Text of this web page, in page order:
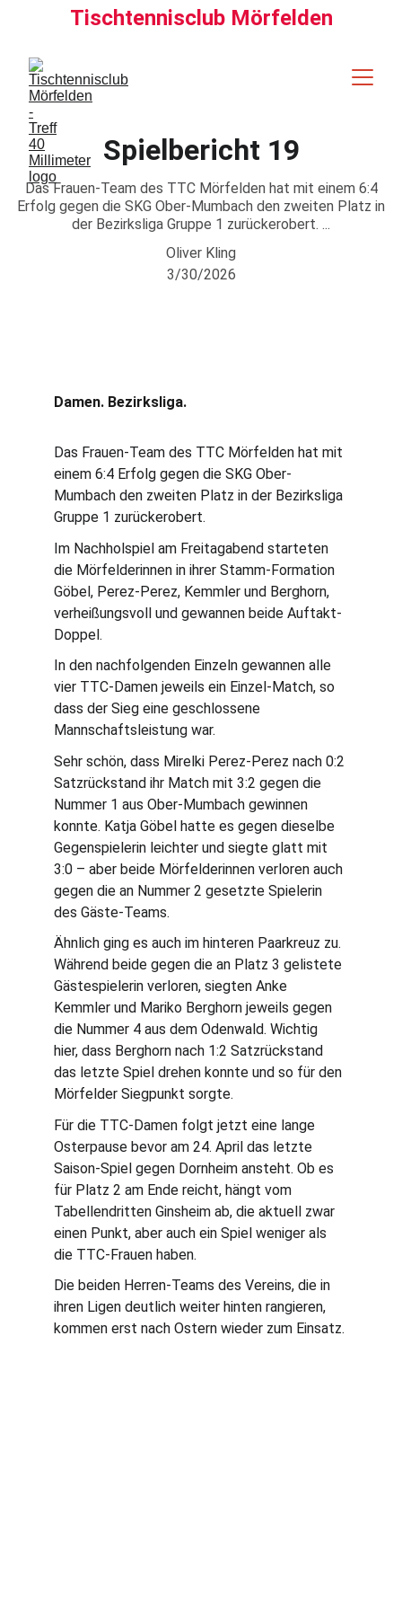
Tischtennisclub Mörfelden
Spielbericht 19
Das Frauen-Team des TTC Mörfelden hat mit einem 6:4
Erfolg gegen die SKG Ober-Mumbach den zweiten Platz in
der Bezirksliga Gruppe 1 zurückerobert. ...
Oliver Kling
3/30/2026
Damen. Bezirksliga.
Das Frauen-Team des TTC Mörfelden hat mit
einem 6:4 Erfolg gegen die SKG Ober-
Mumbach den zweiten Platz in der Bezirksliga
Gruppe 1 zurückerobert.
Im Nachholspiel am Freitagabend starteten
die Mörfelderinnen in ihrer Stamm-Formation
Göbel, Perez-Perez, Kemmler und Berghorn,
verheißungsvoll und gewannen beide Auftakt-
Doppel.
In den nachfolgenden Einzeln gewannen alle
vier TTC-Damen jeweils ein Einzel-Match, so
dass der Sieg eine geschlossene
Mannschaftsleistung war.
Sehr schön, dass Mirelki Perez-Perez nach 0:2
Satzrückstand ihr Match mit 3:2 gegen die
Nummer 1 aus Ober-Mumbach gewinnen
konnte. Katja Göbel hatte es gegen dieselbe
Gegenspielerin leichter und siegte glatt mit
3:0 – aber beide Mörfelderinnen verloren auch
gegen die an Nummer 2 gesetzte Spielerin
des Gäste-Teams.
Ähnlich ging es auch im hinteren Paarkreuz zu.
Während beide gegen die an Platz 3 gelistete
Gästespielerin verloren, siegten Anke
Kemmler und Mariko Berghorn jeweils gegen
die Nummer 4 aus dem Odenwald. Wichtig
hier, dass Berghorn nach 1:2 Satzrückstand
das letzte Spiel drehen konnte und so für den
Mörfelder Siegpunkt sorgte.
Für die TTC-Damen folgt jetzt eine lange
Osterpause bevor am 24. April das letzte
Saison-Spiel gegen Dornheim ansteht. Ob es
für Platz 2 am Ende reicht, hängt vom
Tabellendritten Ginsheim ab, die aktuell zwar
einen Punkt, aber auch ein Spiel weniger als
die TTC-Frauen haben.
Die beiden Herren-Teams des Vereins, die in
ihren Ligen deutlich weiter hinten rangieren,
kommen erst nach Ostern wieder zum Einsatz.